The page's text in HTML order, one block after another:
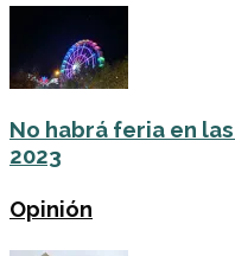
No habrá feria en
2023
Opinión